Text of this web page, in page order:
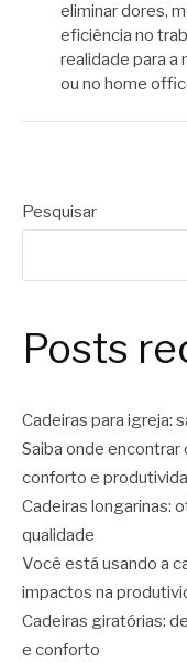
eliminar dores,
eficiência no
realidade para a
ou no home
Pesquisar
Posts
Cadeiras para igreja:
Saiba onde encontrar
conforto e
Cadeiras longarinas:
qualidade
Você está usando a
impactos na
Cadeiras giratórias:
e conforto